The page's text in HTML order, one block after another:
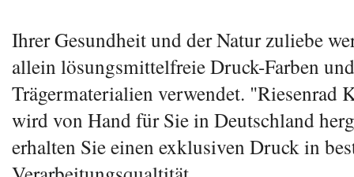
Ihrer Gesundheit und der Natur zuliebe
allein lösungsmittelfreie Druck-Farben
Trägermaterialien verwendet. "Riesenrad
wird von Hand für Sie in Deutschland
erhalten Sie einen exklusiven Druck in